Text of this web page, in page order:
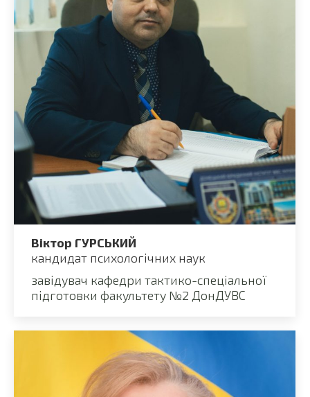
Віктор ГУРСЬКИЙ
кандидат психологічних наук
завідувач кафедри тактико-спеціальної
підготовки факультету №2 ДонДУВС